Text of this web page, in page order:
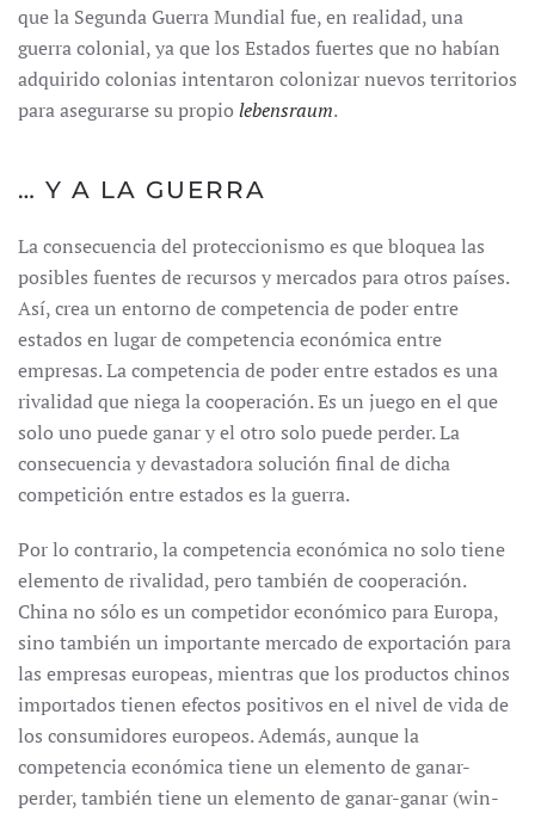
que la Segunda Guerra Mundial fue, en realidad, una
guerra colonial, ya que los Estados fuertes que no habían
adquirido colonias intentaron colonizar nuevos territorios
para asegurarse su propio lebensraum.
… Y A LA GUERRA
La consecuencia del proteccionismo es que bloquea las
posibles fuentes de recursos y mercados para otros países.
Así, crea un entorno de competencia de poder entre
estados en lugar de competencia económica entre
empresas. La competencia de poder entre estados es una
rivalidad que niega la cooperación. Es un juego en el que
solo uno puede ganar y el otro solo puede perder. La
consecuencia y devastadora solución final de dicha
competición entre estados es la guerra.
Por lo contrario, la competencia económica no solo tiene
elemento de rivalidad, pero también de cooperación.
China no sólo es un competidor económico para Europa,
sino también un importante mercado de exportación para
las empresas europeas, mientras que los productos chinos
importados tienen efectos positivos en el nivel de vida de
los consumidores europeos. Además, aunque la
competencia económica tiene un elemento de ganar-
perder, también tiene un elemento de ganar-ganar (win-